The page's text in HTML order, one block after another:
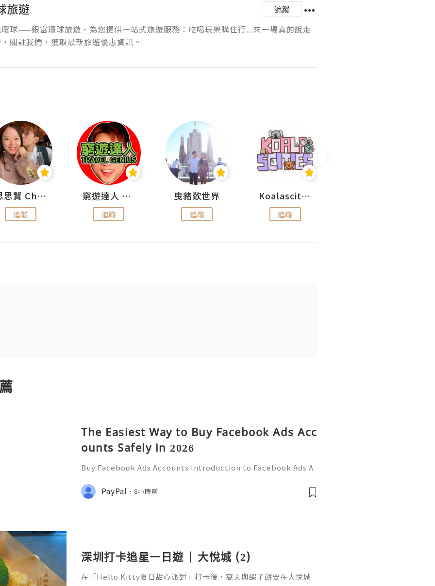
旅遊
追蹤
球——銀富環球旅遊，為您提供一站式旅遊服務：吃喝玩樂購住行...來一場真的說走
關註我們，獲取最新旅遊優惠資訊。
思思賢 ChillMyBabe
追蹤
窮遊達人 Mr.TravelGenius
追蹤
曳豬歎世界
追蹤
Koalascities (^O^)! @ UTravel
追蹤
The Easiest Way to Buy Facebook Ads Acc
ounts Safely in 2026
Buy Facebook Ads Accounts Introduction to Facebook Ads A
ng strategy? If so, navigating the world of Facebook adverti
sing can be challenging. W
PayPal 8小時前
深圳打卡追星一日遊 | 大悅城 (2)
在「Hello Kitty夏日甜心派對」打卡後，窩夫與蝦子餅要在大悅城